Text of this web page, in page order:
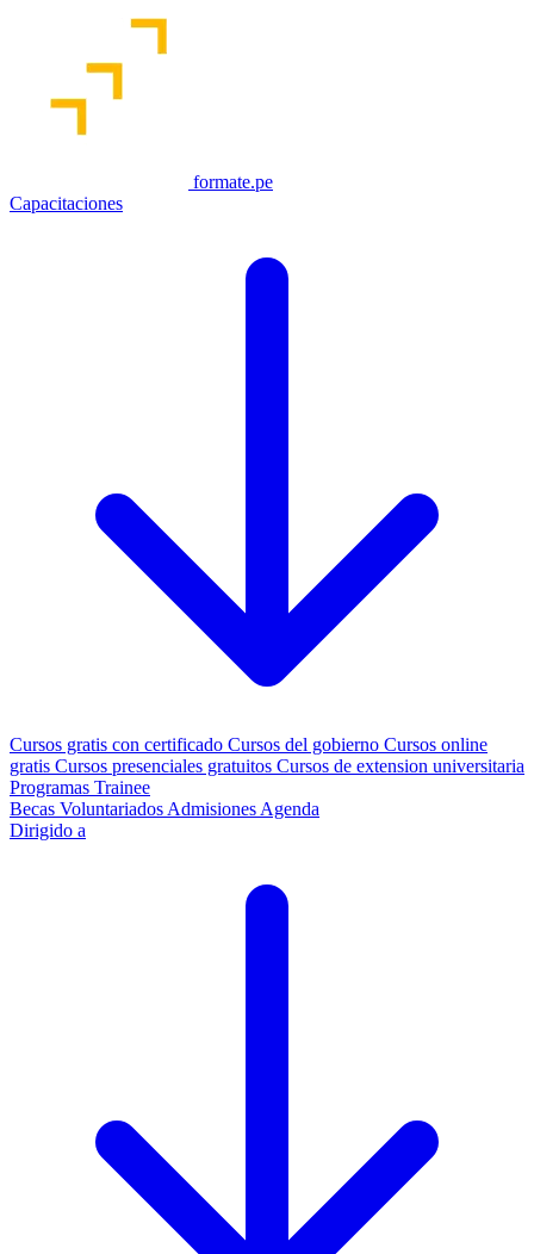
formate.pe
Capacitaciones
Cursos gratis con certificado Cursos del gobierno Cursos online
gratis Cursos presenciales gratuitos Cursos de extension universitaria
Programas Trainee
Becas Voluntariados Admisiones Agenda
Dirigido a